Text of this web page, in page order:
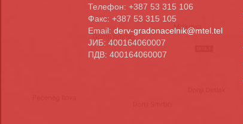
Телефон: +387 53 315 106
Факс: +387 53 315 105
Email: derv-gradonacelnik@mtel.tel
ЈИБ: 400164060007
ПДВ: 400164060007